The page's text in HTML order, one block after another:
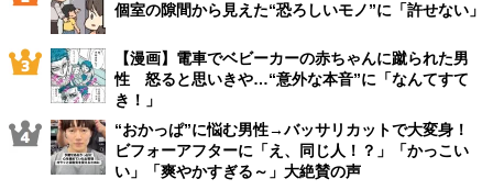
個室の隙間から見えた“恐ろしいモノ”に「許せない」
【漫画】電車でベビーカーの赤ちゃんに蹴られた男
性 怒ると思いきや…“意外な本音”に「なんてすて
き！」
“おかっぱ”に悩む男性→バッサリカットで大変身！
ビフォーアフターに「え、同じ人！？」「かっこい
い」「爽やかすぎる～」大絶賛の声